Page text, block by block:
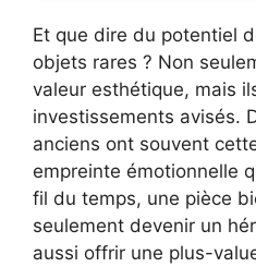
Et que dire du potentiel
objets rares ? Non
valeur esthétique, mais
investissements avisés.
anciens ont souvent
empreinte émotionnelle
fil du temps, une pièce
seulement devenir un
aussi offrir une plus-